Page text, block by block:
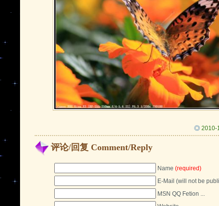
◎
评论/回复 Comment/Reply
Name (required)
E-Mail (will not be
MSN QQ Fetion ...